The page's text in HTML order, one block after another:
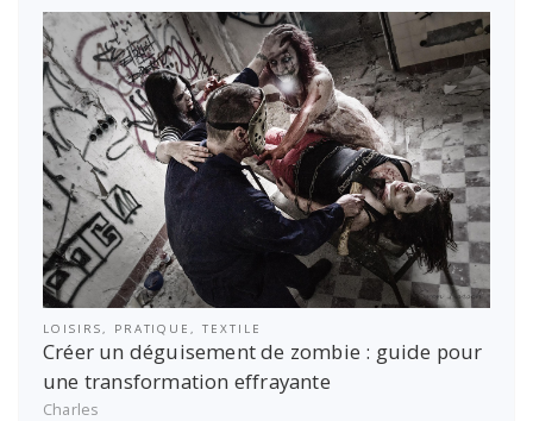
LOISIRS, PRATIQUE,TEXTILE
Créer un déguisement de zombie : guide pour
une transformation effrayante
Charles